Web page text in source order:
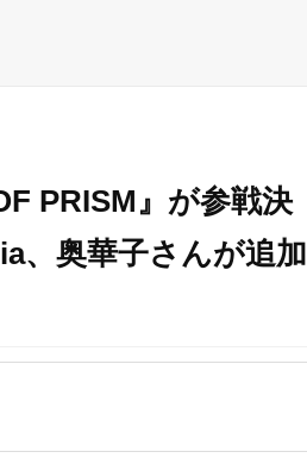
PRISM』が参戦決
、奥華子さんが追加